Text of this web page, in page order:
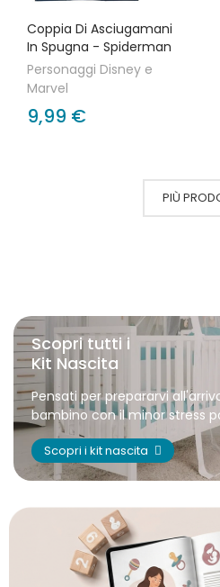
Coppia Di Asciugamani
In Spugna - Spiderman
Personaggi Disney e
Marvel
9,99 €
PIÙ
Scopri tutti i
Kit Nascita
Pensati per prepararvi
bambino con il minor stress
Scopri i kit nascita